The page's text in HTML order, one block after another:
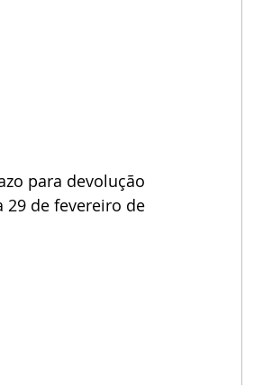
para devolução
29 de fevereiro de